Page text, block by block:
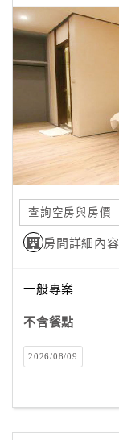
客
度
訂
單
管
理
員
戶
客
服
查詢空房與房價
房間詳細內容
一般專案
不含餐點
2026/08/09